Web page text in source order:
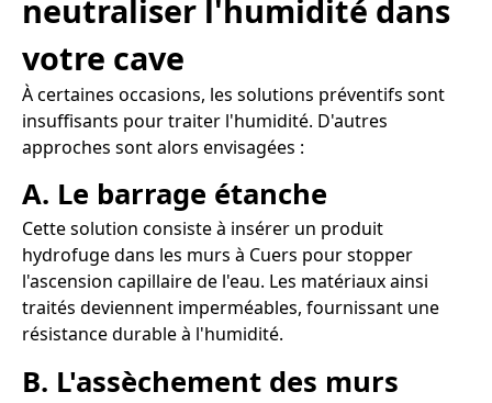
neutraliser l'humidité dans
votre cave
À certaines occasions, les solutions préventifs sont
insuffisants pour traiter l'humidité. D'autres
approches sont alors envisagées :
A. Le barrage étanche
Cette solution consiste à insérer un produit
hydrofuge dans les murs à Cuers pour stopper
l'ascension capillaire de l'eau. Les matériaux ainsi
traités deviennent imperméables, fournissant une
résistance durable à l'humidité.
B. L'assèchement des murs